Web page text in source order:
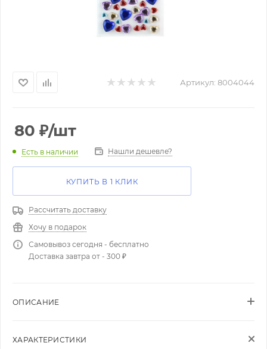
Артикул: 8004044
80 ₽/шт
Есть в наличии Нашли дешевле?
КУПИТЬ В 1 КЛИК
Рассчитать доставку
Хочу в подарок
Самовывоз сегодня - бесплатно
Доставка завтра от - 300 ₽
ОПИСАНИЕ
ХАРАКТЕРИСТИКИ